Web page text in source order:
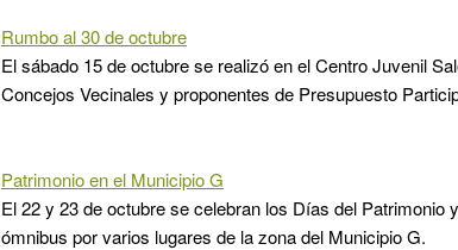
Rumbo al 30 de octubre
El sábado 15 de octubre se realizó en el Centro Juvenil
Concejos Vecinales y proponentes de Presupuesto
Patrimonio en el Municipio G
El 22 y 23 de octubre se celebran los Días del
ómnibus por varios lugares de la zona del Municipio G.